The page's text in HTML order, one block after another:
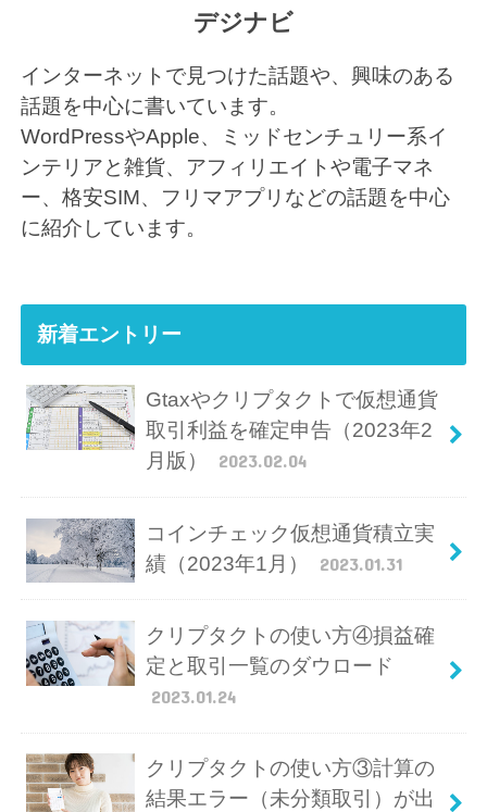
デジナビ
インターネットで見つけた話題や、興味のある
話題を中心に書いています。
WordPressやApple、ミッドセンチュリー系イ
ンテリアと雑貨、アフィリエイトや電子マネ
ー、格安SIM、フリマアプリなどの話題を中心
に紹介しています。
新着エントリー
Gtaxやクリプタクトで仮想通貨
取引利益を確定申告（2023年2
月版）
2023.02.04
コインチェック仮想通貨積立実
績（2023年1月）
2023.01.31
クリプタクトの使い方④損益確
定と取引一覧のダウロード
2023.01.24
クリプタクトの使い方③計算の
結果エラー（未分類取引）が出